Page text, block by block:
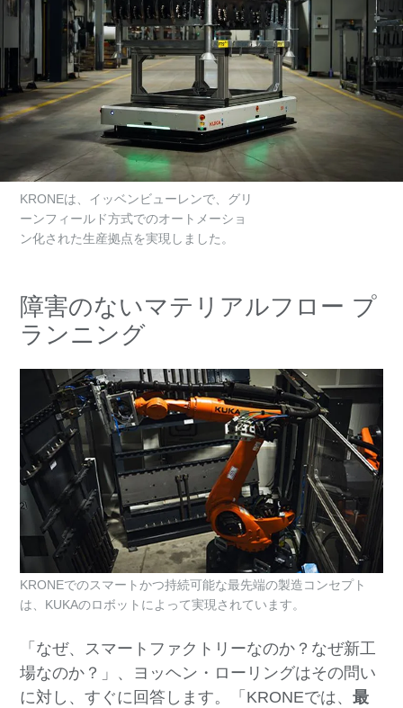
KRONEは、イッベンビューレンで、グリ
ーンフィールド方式でのオートメーショ
ン化された生産拠点を実現しました。
障害のないマテリアルフロー プ
ランニング
「なぜ、スマートファクトリーなのか？なぜ新工
場なのか？」、ヨッヘン・ローリングはその問い
に対し、すぐに回答します。「KRONEでは、最
KRONEでのスマートかつ持続可能な最先端の製造コンセプト
は、KUKAのロボットによって実現されています。